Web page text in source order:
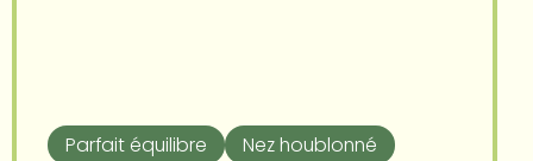
Parfait équilibre
Nez houblonné